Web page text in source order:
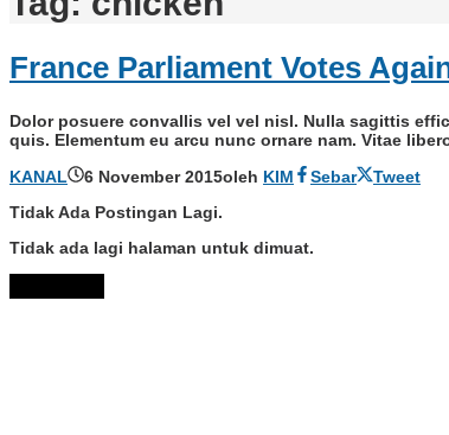
France Parliament Votes
Dolor posuere convallis vel vel nisl. Nulla sagittis
quis. Elementum eu arcu nunc ornare nam. Vitae
KANAL
6 November 2015oleh KIM Sebar
Tweet
Tidak Ada Postingan Lagi.
Tidak ada lagi halaman untuk dimuat.